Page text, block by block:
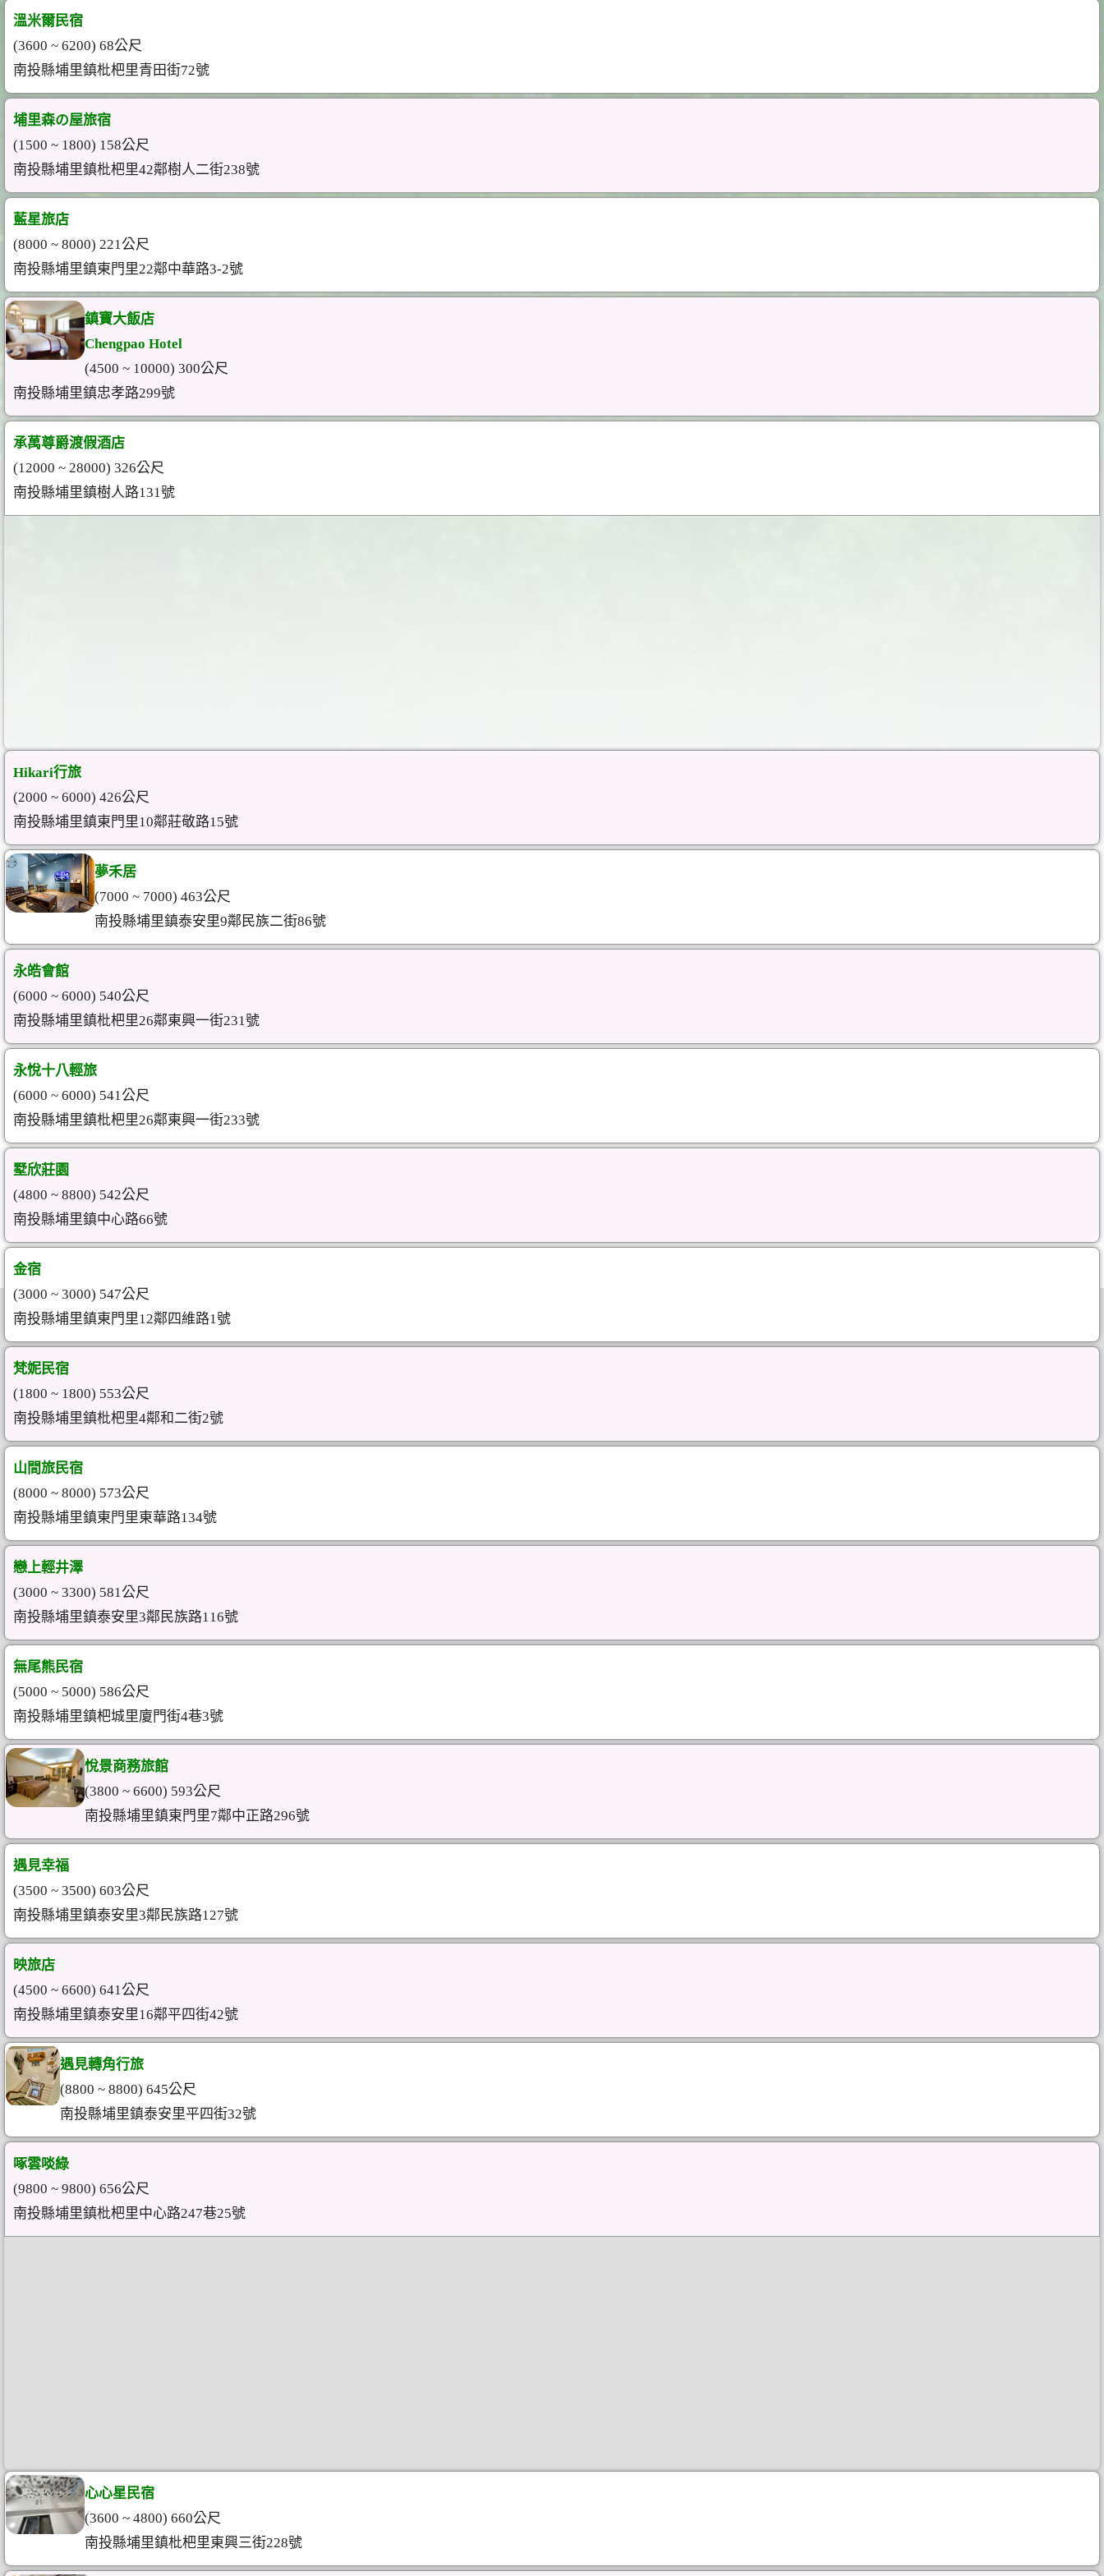
溫米爾民宿
(3600 ~ 6200) 68公尺
南投縣埔里鎮枇杷里青田街72號
埔里森の屋旅宿
(1500 ~ 1800) 158公尺
南投縣埔里鎮枇杷里42鄰樹人二街238號
藍星旅店
(8000 ~ 8000) 221公尺
南投縣埔里鎮東門里22鄰中華路3-2號
鎮寶大飯店
Chengpao Hotel
(4500 ~ 10000) 300公尺
南投縣埔里鎮忠孝路299號
承萬尊爵渡假酒店
(12000 ~ 28000) 326公尺
南投縣埔里鎮樹人路131號
Hikari行旅
(2000 ~ 6000) 426公尺
南投縣埔里鎮東門里10鄰莊敬路15號
夢禾居
(7000 ~ 7000) 463公尺
南投縣埔里鎮泰安里9鄰民族二街86號
永皓會館
(6000 ~ 6000) 540公尺
南投縣埔里鎮枇杷里26鄰東興一街231號
永悅十八輕旅
(6000 ~ 6000) 541公尺
南投縣埔里鎮枇杷里26鄰東興一街233號
墅欣莊園
(4800 ~ 8800) 542公尺
南投縣埔里鎮中心路66號
金宿
(3000 ~ 3000) 547公尺
南投縣埔里鎮東門里12鄰四維路1號
梵妮民宿
(1800 ~ 1800) 553公尺
南投縣埔里鎮枇杷里4鄰和二街2號
山間旅民宿
(8000 ~ 8000) 573公尺
南投縣埔里鎮東門里東華路134號
戀上輕井澤
(3000 ~ 3300) 581公尺
南投縣埔里鎮泰安里3鄰民族路116號
無尾熊民宿
(5000 ~ 5000) 586公尺
南投縣埔里鎮杷城里廈門街4巷3號
悅景商務旅館
(3800 ~ 6600) 593公尺
南投縣埔里鎮東門里7鄰中正路296號
遇見幸福
(3500 ~ 3500) 603公尺
南投縣埔里鎮泰安里3鄰民族路127號
映旅店
(4500 ~ 6600) 641公尺
南投縣埔里鎮泰安里16鄰平四街42號
遇見轉角行旅
(8800 ~ 8800) 645公尺
南投縣埔里鎮泰安里平四街32號
啄雲啖綠
(9800 ~ 9800) 656公尺
南投縣埔里鎮枇杷里中心路247巷25號
心心星民宿
(3600 ~ 4800) 660公尺
南投縣埔里鎮枇杷里東興三街228號